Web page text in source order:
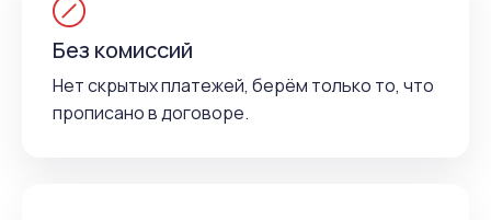
Без комиссий
Нет скрытых платежей, берём только то, что
прописано в договоре.